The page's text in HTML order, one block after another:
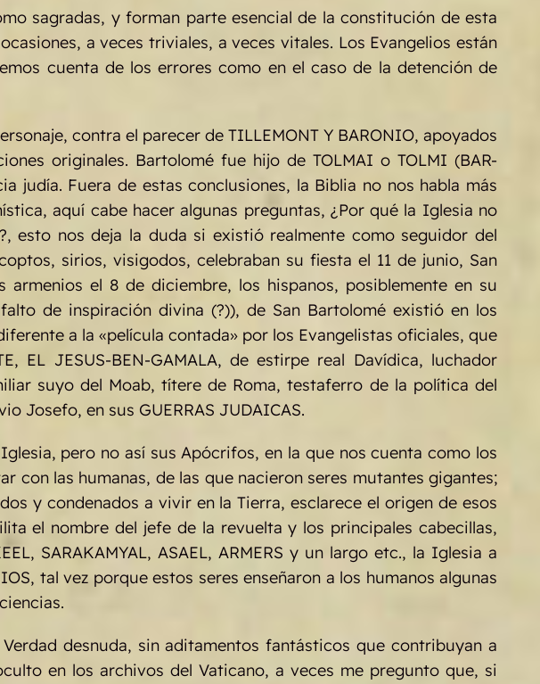
sagradas, y forman parte esencial de la constitución de esta
a veces triviales, a veces vitales. Los Evangelios están
cuenta de los errores como en el caso de la detención de
contra el parecer de TILLEMONT Y BARONIO, apoyados
originales. Bartolomé fue hijo de TOLMAI o TOLMI (BAR-
judía. Fuera de estas conclusiones, la Biblia no nos habla más
aquí cabe hacer algunas preguntas, ¿Por qué la Iglesia no
esto nos deja la duda si existió realmente como seguidor del
sirios, visigodos, celebraban su fiesta el 11 de junio, San
el 8 de diciembre, los hispanos, posiblemente en su
de inspiración divina (?)), de San Bartolomé existió en los
a la «película contada» por los Evangelistas oficiales, que
EL JESUS-BEN-GAMALA, de estirpe real Davídica, luchador
suyo del Moab, títere de Roma, testaferro de la política del
Josefo, en sus GUERRAS JUDAICAS.
pero no así sus Apócrifos, en la que nos cuenta como los
con las humanas, de las que nacieron seres mutantes gigantes;
y condenados a vivir en la Tierra, esclarece el origen de esos
el nombre del jefe de la revuelta y los principales cabecillas,
SARAKAMYAL, ASAEL, ARMERS y un largo etc., la Iglesia a
tal vez porque estos seres enseñaron a los humanos algunas
desnuda, sin aditamentos fantásticos que contribuyan a
en los archivos del Vaticano, a veces me pregunto que, si